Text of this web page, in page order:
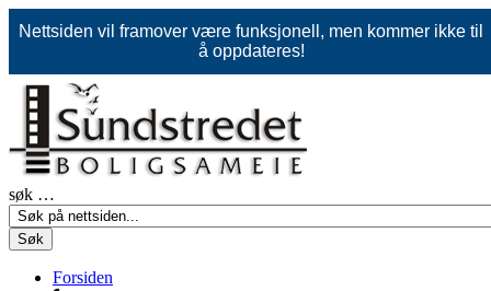
Nettsiden vil framover være funksjonell, men kommer ikke til
å oppdateres!
søk …
Søk
Forsiden